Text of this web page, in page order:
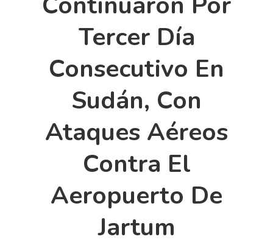
Tercer Día
Consecutivo En
Sudán, Con
Ataques Aéreos
Contra El
Aeropuerto De
Jartum